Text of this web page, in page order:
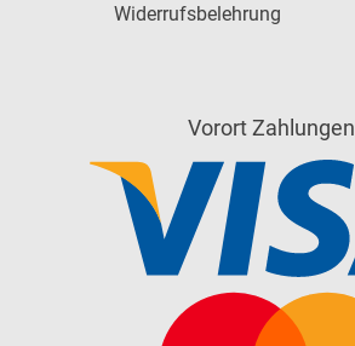
Widerrufsbelehrung
Vorort Zahlungen